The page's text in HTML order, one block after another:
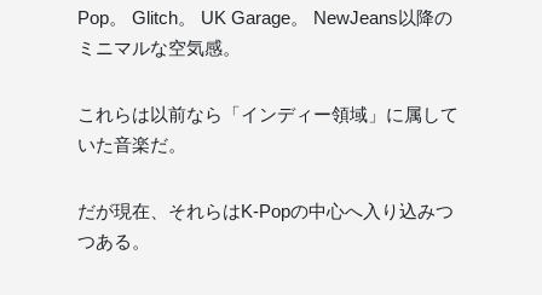
Pop。 Glitch。 UK Garage。 NewJeans以降の
ミニマルな空気感。
これらは以前なら「インディー領域」に属して
いた音楽だ。
だが現在、それらはK-Popの中心へ入り込みつ
つある。